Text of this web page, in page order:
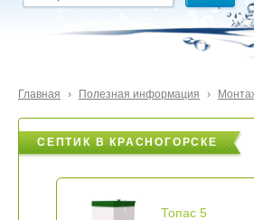
Главная › Полезная информация ›
СЕПТИК В КРАСНОГОРСКЕ
Топас 5